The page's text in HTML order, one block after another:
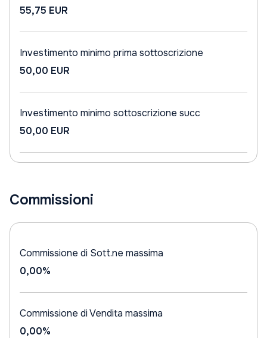
55,75 EUR
Investimento minimo prima sottoscrizione
50,00 EUR
Investimento minimo sottoscrizione succ
50,00 EUR
Commissioni
Commissione di Sott.ne massima
0,00%
Commissione di Vendita massima
0,00%